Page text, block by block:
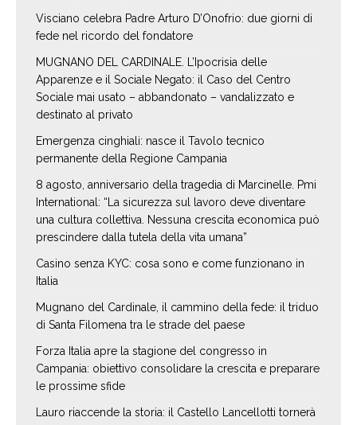
Visciano celebra Padre Arturo D’Onofrio: due giorni di
fede nel ricordo del fondatore
MUGNANO DEL CARDINALE. L’Ipocrisia delle
Apparenze e il Sociale Negato: il Caso del Centro
Sociale mai usato – abbandonato – vandalizzato e
destinato al privato
Emergenza cinghiali: nasce il Tavolo tecnico
permanente della Regione Campania
8 agosto, anniversario della tragedia di Marcinelle. Pmi
International: “La sicurezza sul lavoro deve diventare
una cultura collettiva. Nessuna crescita economica può
prescindere dalla tutela della vita umana”
Casino senza KYC: cosa sono e come funzionano in
Italia
Mugnano del Cardinale, il cammino della fede: il triduo
di Santa Filomena tra le strade del paese
Forza Italia apre la stagione del congresso in
Campania: obiettivo consolidare la crescita e preparare
le prossime sfide
Lauro riaccende la storia: il Castello Lancellotti tornerà